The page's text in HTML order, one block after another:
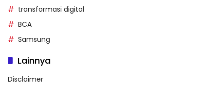
transformasi digital
BCA
Samsung
Lainnya
Disclaimer